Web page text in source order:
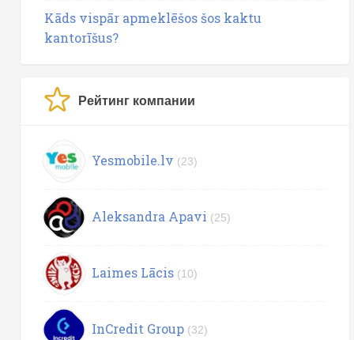
Kāds vispār apmeklēšos šos kaktu
kantorīšus?
Рейтинг компании
Yesmobile.lv (23)
Aleksandra Apavi (25)
Laimes Lācis (10)
InCredit Group (32)